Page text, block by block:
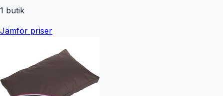
1 butik
Jämför priser